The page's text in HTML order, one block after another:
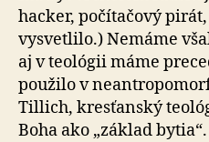
hacker, počítačový
vysvetlilo.) Nemáme
aj v teológii máme
použilo v
Tillich, kresťanský
Boha ako „základ bytia“.